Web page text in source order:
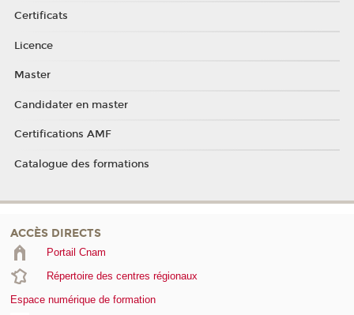
Certificats
Licence
Master
Candidater en master
Certifications AMF
Catalogue des formations
ACCÈS DIRECTS
Portail Cnam
Répertoire des centres régionaux
Espace numérique de formation